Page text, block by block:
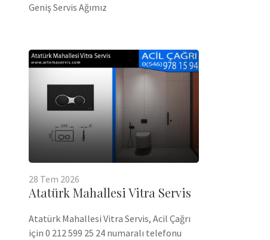
Geniş Servis Ağımız
28 Tem 2026
Atatürk Mahallesi Vitra Servis
Atatürk Mahallesi Vitra Servis, Acil Çağrı
için 0 212 599 25 24 numaralı telefonu